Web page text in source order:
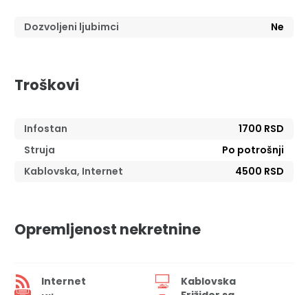
Dozvoljeni ljubimci Ne
Troškovi
Infostan
1700 RSD
Struja
Po potrošnji
Kablovska, Internet
4500 RSD
Opremljenost nekretnine
Internet
Kablovska